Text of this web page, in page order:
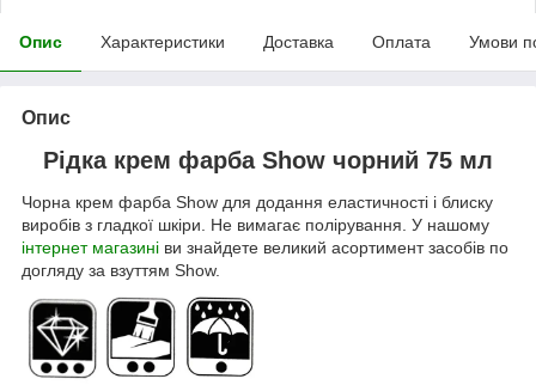
Опис Характеристики Доставка Оплата Умови
Опис
Рідка крем фарба Show чорний 75 мл
Чорна крем фарба Show для додання еластичності і блиску
виробів з гладкої шкіри. Не вимагає полірування. У нашому
інтернет магазині ви знайдете великий асортимент засобів по
догляду за взуттям Show.